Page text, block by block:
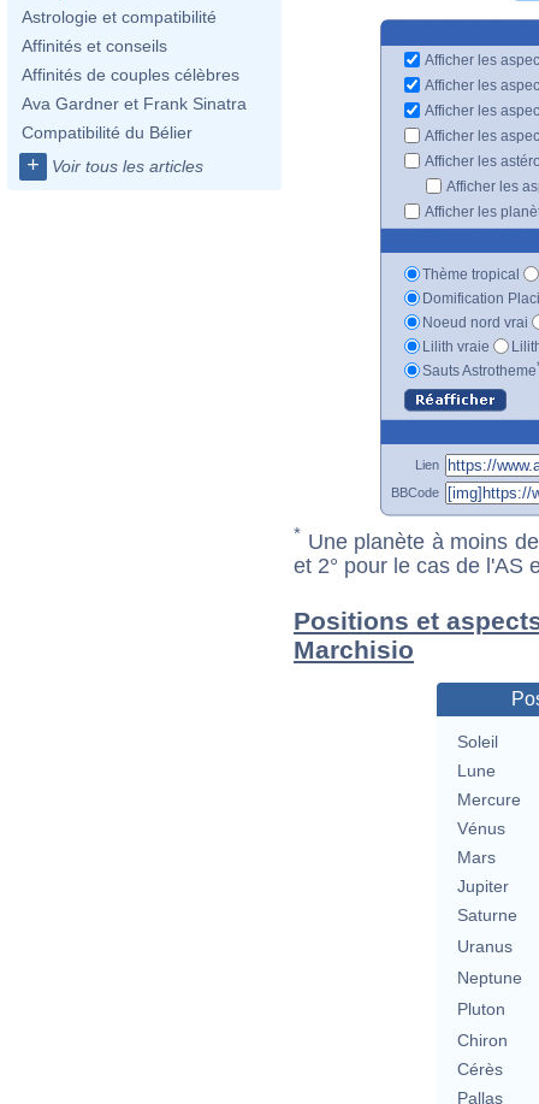
Astrologie et compatibilité
Affinités et conseils
Affinités de couples célèbres
Ava Gardner et Frank Sinatra
Compatibilité du Bélier
+ Voir tous les articles
Afficher les
Afficher les
Afficher les
Afficher les
Afficher les
Afficher les
Afficher les
Thème tropical
Domification
Noeud nord vrai
Lilith vraie
Sauts Astrotheme
Lien
BBCode
* Une planète à moins
et 2° pour le cas de l'AS
Positions et
Marchisio
Soleil
Lune
Mercure
Vénus
Mars
Jupiter
Saturne
Uranus
Neptune
Pluton
Chiron
Cérès
Pallas